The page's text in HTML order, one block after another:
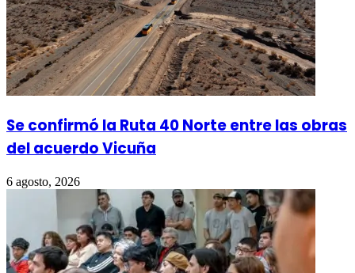
Se confirmó la Ruta 40 Norte entre las obras
del acuerdo Vicuña
6 agosto, 2026